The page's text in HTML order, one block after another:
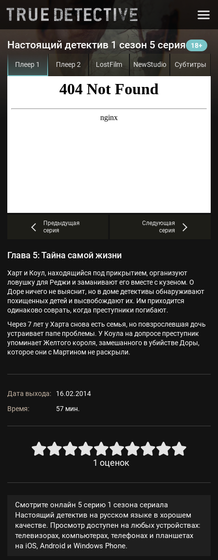
Настоящий детектив 1 сезон 5 серия
Плеер 1 Плеер 2 LostFilm NewStudio Субтитры
Предыдущая
серия
Следующая
серия
Глава 5: Тайна самой жизни
Харт и Коул, находящийся под прикрытием, организуют
ловушку для Реджи и заманивают его вместе с кузеном. О
Доре ничего не выяснит, но в доме детективы обнаруживают
похищенных детей и высвобождают их. Им приходится
одинаково соврать, когда преступники погибают.
Через 7 лет у Харта снова есть семья, но повзрослевшая дочь
устраивает папе проблемы. У Коула на допросе преступник
упоминает Желтого короля, замешанного в убийстве Доры,
которое они с Мартином не раскрыли.
Дата выхода:
16.02.2014
Время:
57 мин.
1 оценок
Смотрите онлайн 5 серию 1 сезона сериала
Настоящий детектив на русском языке в хорошем
качестве. Просмотр доступен на любых устройствах:
телевизорах, компьютерах, телефонах и планшетах
на iOS, Android и Windows Phone.